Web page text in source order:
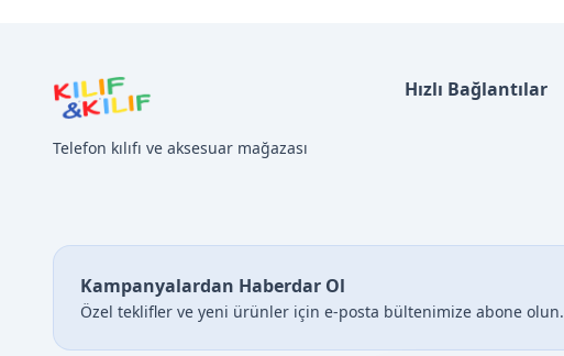
Telefon kılıfı ve aksesuar mağazası
Hızlı Bağlantılar
Kampanyalardan Haberdar Ol
Özel teklifler ve yeni ürünler için e-posta bültenimize abone olun.